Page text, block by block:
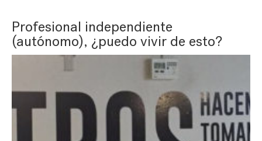
Profesional independiente
(autónomo), ¿puedo vivir de esto?